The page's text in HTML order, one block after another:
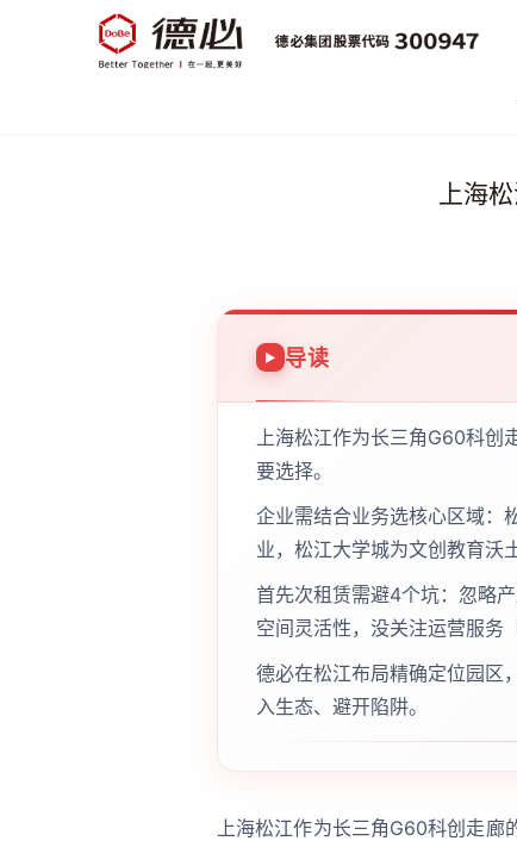
上海
导读
上海松江作为长三角G60科
要选择。
企业需结合业务选核心区域：
业，松江大学城为文创教育沃
首先次租赁需避4个坑：忽略
空间灵活性，没关注运营服务
德必在松江布局精确定位园区
入生态、避开陷阱。
上海松江作为长三角G60科创走